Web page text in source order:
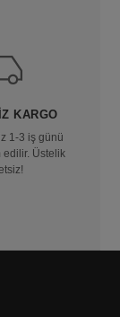
KARGO
1-3 iş günü
edilir. Üstelik